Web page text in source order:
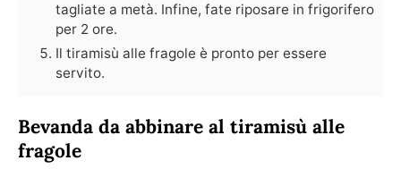
tagliate a metà. Infine, fate riposare in frigorifero
per 2 ore.
Il tiramisù alle fragole è pronto per essere
servito.
Bevanda da abbinare al tiramisù alle
fragole